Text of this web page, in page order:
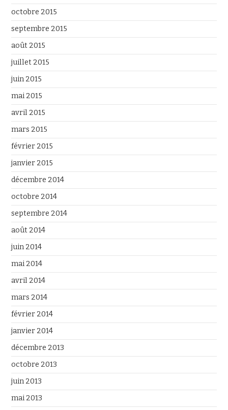
octobre 2015
septembre 2015
août 2015
juillet 2015
juin 2015
mai 2015
avril 2015
mars 2015
février 2015
janvier 2015
décembre 2014
octobre 2014
septembre 2014
août 2014
juin 2014
mai 2014
avril 2014
mars 2014
février 2014
janvier 2014
décembre 2013
octobre 2013
juin 2013
mai 2013